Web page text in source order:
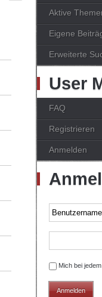
Aktive
Eigene
Erweiterte
User
FAQ
Registrieren
Anmelden
Mich bei